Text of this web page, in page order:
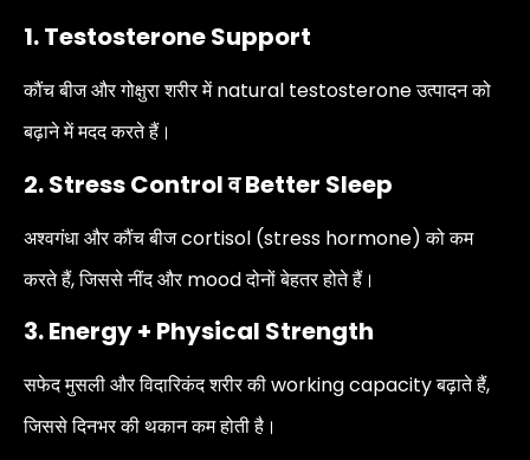
1. Testosterone Support
कौंच बीज और गोक्षुरा शरीर में natural testosterone उत्पादन को
बढ़ाने में मदद करते हैं।
2. Stress Control व Better Sleep
अश्वगंधा और कौंच बीज cortisol (stress hormone) को कम
करते हैं, जिससे नींद और mood दोनों बेहतर होते हैं।
3. Energy + Physical Strength
सफेद मुसली और विदारिकंद शरीर की working capacity बढ़ाते हैं,
जिससे दिनभर की थकान कम होती है।